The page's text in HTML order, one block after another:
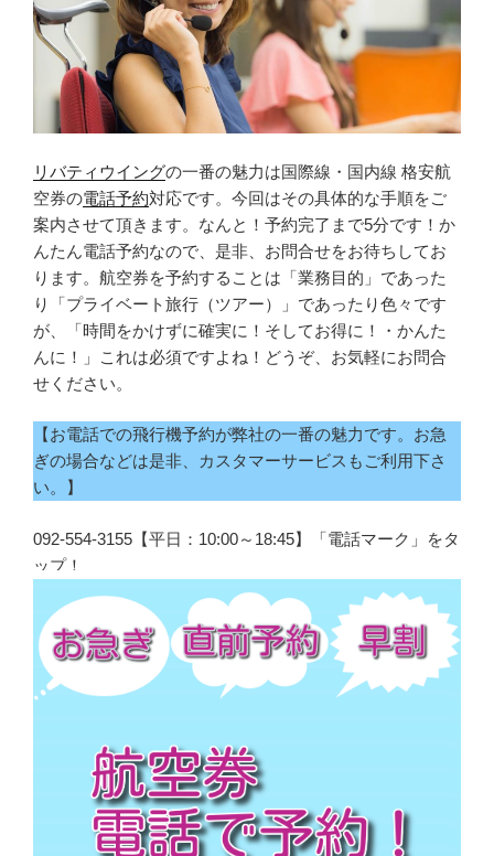
リバティウイングの一番の魅力は国際線・国内線 格安航
空券の電話予約対応です。今回はその具体的な手順をご
案内させて頂きます。なんと！予約完了まで5分です！か
んたん電話予約なので、是非、お問合せをお待ちしてお
ります。航空券を予約することは「業務目的」であった
り「プライベート旅行（ツアー）」であったり色々です
が、「時間をかけずに確実に！そしてお得に！・かんた
んに！」これは必須ですよね！どうぞ、お気軽にお問合
せください。
【お電話での飛行機予約が弊社の一番の魅力です。お急
ぎの場合などは是非、カスタマーサービスもご利用下さ
い。】
092-554-3155【平日：10:00～18:45】「電話マーク」をタ
ップ！